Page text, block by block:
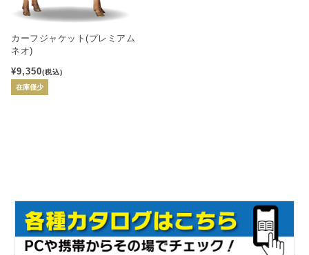
カーフジャケット(プレミアム
ネオ)
¥9,350(税込)
在庫僅少